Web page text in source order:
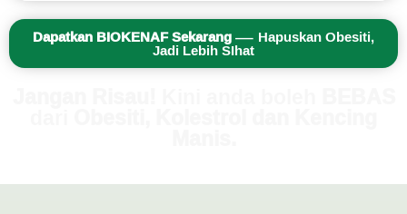
Dapatkan BIOKENAF Sekarang— Hapuskan Obesiti,
Jadi Lebih SIhat